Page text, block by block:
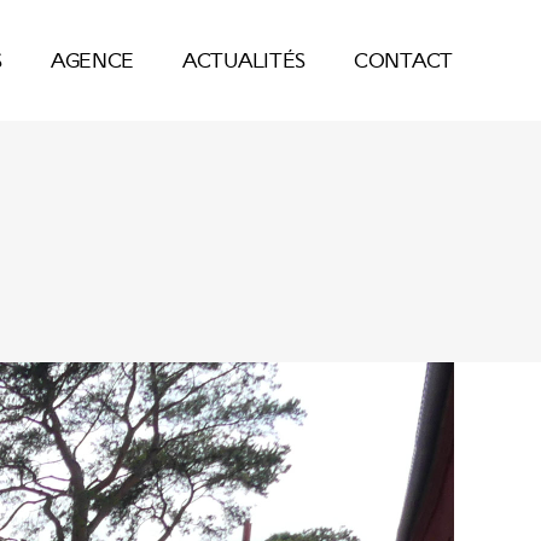
AGENCE ACTUALITÉS CONTACT
AGENCE ACTUALITÉS CONTACT